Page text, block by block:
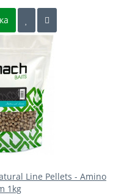
Line Pellets - Amino
1kg